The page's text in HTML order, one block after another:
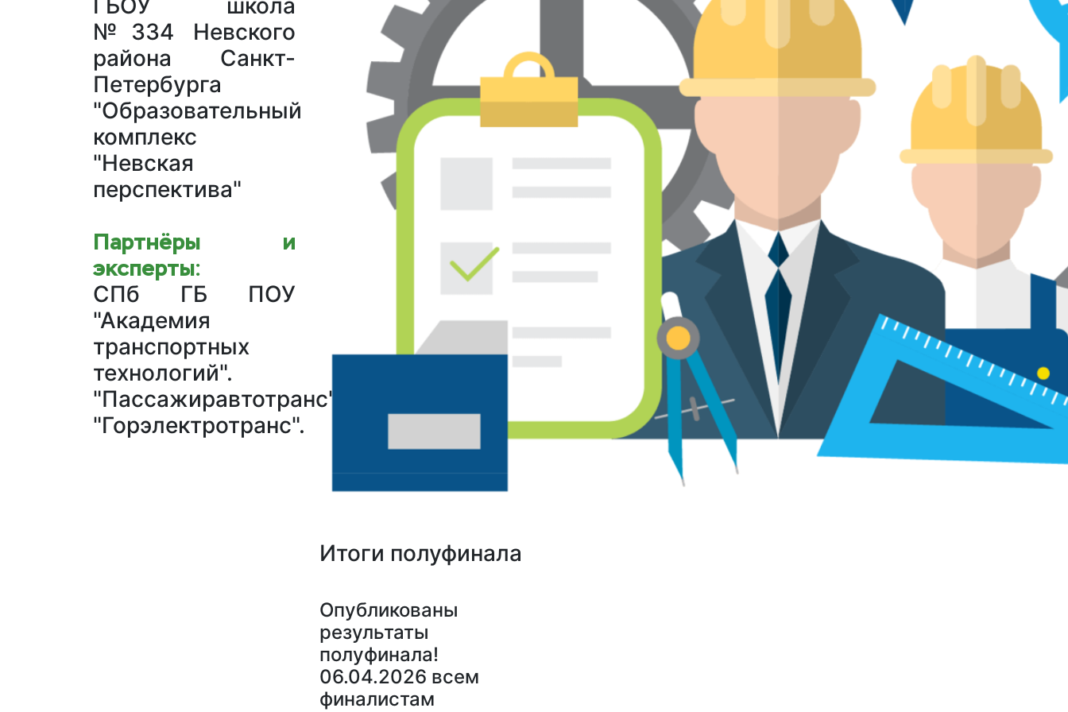
ГБОУ школа
№334 Невского
района Санкт-
Петербурга
"Образовательный
комплекс
"Невская
перспектива"
Партнёры и
эксперты:
СПб ГБ ПОУ
"Академия
транспортных
технологий".
"Пассажиравтотранс",
"Горэлектротранс".
Итоги полуфинала
Опубликованы
результаты
полуфинала!
06.04.2026 всем
финалистам